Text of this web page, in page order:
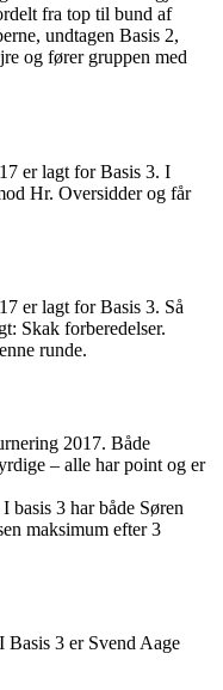
fra top til bund af
undtagen Basis 2,
og fører gruppen med
er lagt for Basis 3. I
Hr. Oversidder og får
er lagt for Basis 3. Så
Skak forberedelser.
runde.
2017. Både
– alle har point og er
basis 3 har både Søren
maksimum efter 3
3 er Svend Aage